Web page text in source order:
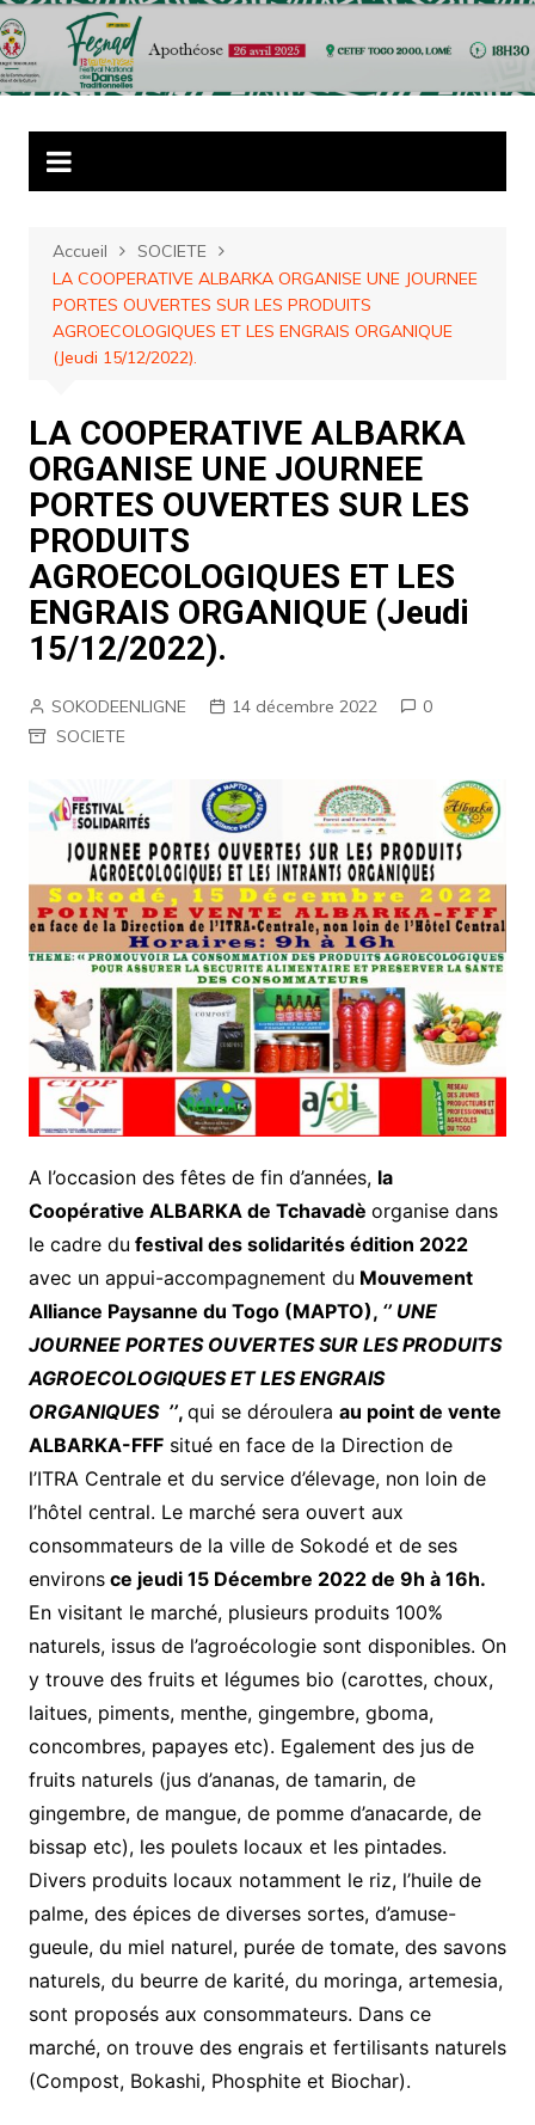
Aller
au
contenu
Accueil
SOCIETE
LA COOPERATIVE ALBARKA ORGANISE UNE JOURNEE
PORTES OUVERTES SUR LES PRODUITS
AGROECOLOGIQUES ET LES ENGRAIS ORGANIQUE
(Jeudi 15/12/2022).
LA COOPERATIVE ALBARKA
ORGANISE UNE JOURNEE
PORTES OUVERTES SUR LES
PRODUITS
AGROECOLOGIQUES ET LES
ENGRAIS ORGANIQUE (Jeudi
15/12/2022).
SOKODEENLIGNE 14 décembre 2022
0
SOCIETE
A l’occasion des fêtes de fin d’années, la
Coopérative ALBARKA de Tchavadè organise dans
le cadre du festival des solidarités édition 2022
avec un appui-accompagnement du Mouvement
Alliance Paysanne du Togo (MAPTO), ‘’ UNE
JOURNEE PORTES OUVERTES SUR LES PRODUITS
AGROECOLOGIQUES ET LES ENGRAIS
ORGANIQUES ’’, qui se déroulera au point de vente
ALBARKA-FFFsitué en face de la Direction de
l’ITRA Centrale et du service d’élevage, non loin de
l’hôtel central. Le marché sera ouvert aux
consommateurs de la ville de Sokodé et de ses
environsce jeudi 15 Décembre 2022 de 9h à 16h.
En visitant le marché, plusieurs produits 100%
naturels, issus de l’agroécologie sont disponibles. On
y trouve des fruits et légumes bio (carottes, choux,
laitues, piments, menthe, gingembre, gboma,
concombres, papayes etc). Egalement des jus de
fruits naturels (jus d’ananas, de tamarin, de
gingembre, de mangue, de pomme d’anacarde, de
bissap etc), les poulets locaux et les pintades.
Divers produits locaux notamment le riz, l’huile de
palme, des épices de diverses sortes, d’amuse-
gueule, du miel naturel, purée de tomate, des savons
naturels, du beurre de karité, du moringa, artemesia,
sont proposés aux consommateurs. Dans ce
marché, on trouve des engrais et fertilisants naturels
(Compost, Bokashi, Phosphite et Biochar).